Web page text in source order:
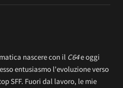
nascere con il C64e oggi
entusiasmo l'evoluzione verso
SFF. Fuori dal lavoro, le mie